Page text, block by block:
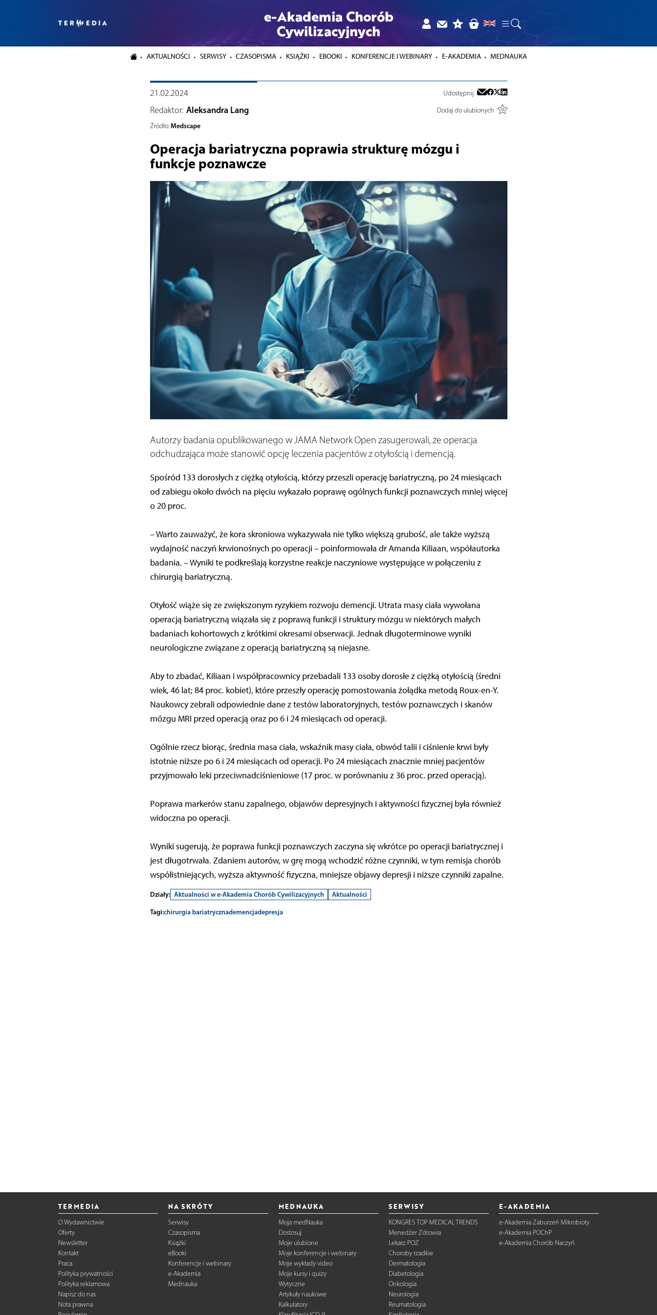
e-Akademia Chorób
Cywilizacyjnych
AKTUALNOŚCI SERWISY CZASOPISMA KSIĄŻKI EBOOKI KONFERENCJE I WEBINARY E-AKADEMIA MEDNAUKA
21.02.2024 Udostępnij
Redaktor: Aleksandra Lang
Dodaj do ulubionych
Źródło: Medscape
Operacja bariatryczna poprawia strukturę mózgu i
funkcje poznawcze
Autorzy badania opublikowanego w JAMA Network Open zasugerowali, że operacja
odchudzająca może stanowić opcję leczenia pacjentów z otyłością i demencją.
Spośród 133 dorosłych z ciężką otyłością, którzy przeszli operację bariatryczną, po 24 miesiącach
od zabiegu około dwóch na pięciu wykazało poprawę ogólnych funkcji poznawczych mniej więcej
o 20 proc.
– Warto zauważyć, że kora skroniowa wykazywała nie tylko większą grubość, ale także wyższą
wydajność naczyń krwionośnych po operacji – poinformowała dr Amanda Kiliaan, współautorka
badania. – Wyniki te podkreślają korzystne reakcje naczyniowe występujące w połączeniu z
chirurgią bariatryczną.
Otyłość wiąże się ze zwiększonym ryzykiem rozwoju demencji. Utrata masy ciała wywołana
operacją bariatryczną wiązała się z poprawą funkcji i struktury mózgu w niektórych małych
badaniach kohortowych z krótkimi okresami obserwacji. Jednak długoterminowe wyniki
neurologiczne związane z operacją bariatryczną są niejasne.
Aby to zbadać, Kiliaan i współpracownicy przebadali 133 osoby dorosłe z ciężką otyłością (średni
wiek, 46 lat; 84 proc. kobiet), które przeszły operację pomostowania żołądka metodą Roux-en-Y.
Naukowcy zebrali odpowiednie dane z testów laboratoryjnych, testów poznawczych i skanów
mózgu MRI przed operacją oraz po 6 i 24 miesiącach od operacji.
Ogólnie rzecz biorąc, średnia masa ciała, wskaźnik masy ciała, obwód talii i ciśnienie krwi były
istotnie niższe po 6 i 24 miesiącach od operacji. Po 24 miesiącach znacznie mniej pacjentów
przyjmowało leki przeciwnadciśnieniowe (17 proc. w porównaniu z 36 proc. przed operacją).
Poprawa markerów stanu zapalnego, objawów depresyjnych i aktywności fizycznej była również
widoczna po operacji.
Wyniki sugerują, że poprawa funkcji poznawczych zaczyna się wkrótce po operacji bariatrycznej i
jest długotrwała. Zdaniem autorów, w grę mogą wchodzić różne czynniki, w tym remisja chorób
współistniejących, wyższa aktywność fizyczna, mniejsze objawy depresji i niższe czynniki zapalne.
Działy: Aktualności w e-Akademia Chorób Cywilizacyjnych
Aktualności
Tagi:chirurgia bariatrycznademencjadepresja
TERMEDIA
O Wydawnictwie
Oferty
Newsletter
Kontakt
Praca
Polityka prywatności
Polityka reklamowa
Napisz do nas
Nota prawna
NA SKRÓTY
Serwisy
Czasopisma
Książki
eBooki
Konferencje i webinary
e-Akademia
Mednauka
MEDNAUKA
Moja medNauka
Dostosuj
Moje ulubione
Moje konferencje i webinary
Moje wykłady video
Moje kursy i quizy
Wytyczne
Artykuły naukowe
Kalkulatory
SERWISY
KONGRES TOP MEDICAL TRENDS
Menedżer Zdrowia
Lekarz POZ
Choroby rzadkie
Dermatologia
Diabetologia
Onkologia
Neurologia
Reumatologia
E-AKADEMIA
e-Akademia Zaburzeń Mikrobioty
e-Akademia POChP
e-Akademia Chorób Naczyń